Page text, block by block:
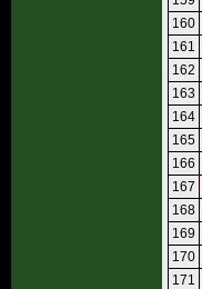
160
161
162
163
164
165
166
167
168
169
170
171